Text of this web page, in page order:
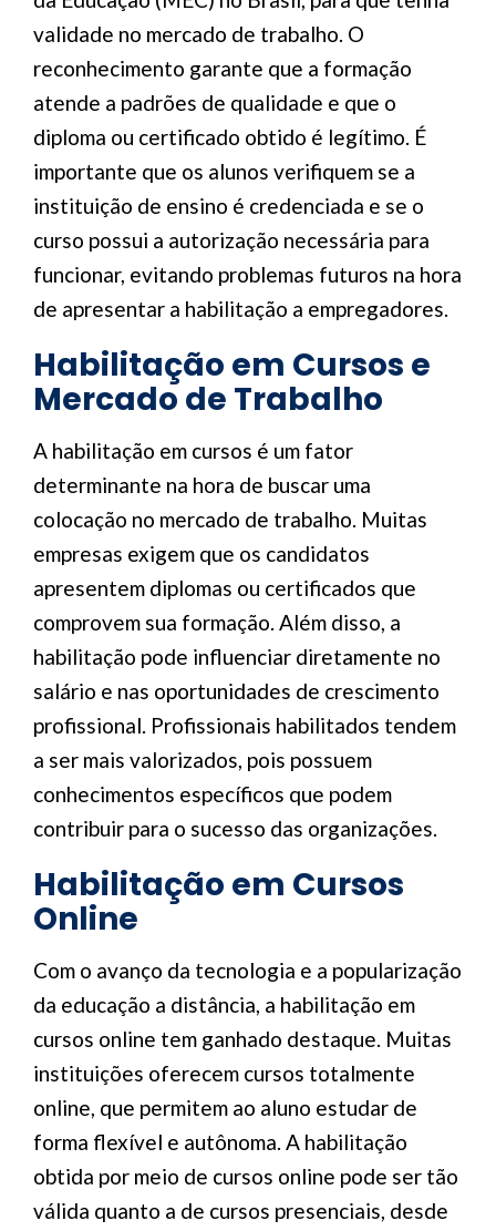
validade no mercado de trabalho. O
reconhecimento garante que a formação
atende a padrões de qualidade e que o
diploma ou certificado obtido é legítimo. É
importante que os alunos verifiquem se a
instituição de ensino é credenciada e se o
curso possui a autorização necessária para
funcionar, evitando problemas futuros na hora
de apresentar a habilitação a empregadores.
Habilitação em Cursos e
Mercado de Trabalho
A habilitação em cursos é um fator
determinante na hora de buscar uma
colocação no mercado de trabalho. Muitas
empresas exigem que os candidatos
apresentem diplomas ou certificados que
comprovem sua formação. Além disso, a
habilitação pode influenciar diretamente no
salário e nas oportunidades de crescimento
profissional. Profissionais habilitados tendem
a ser mais valorizados, pois possuem
conhecimentos específicos que podem
contribuir para o sucesso das organizações.
Habilitação em Cursos
Online
Com o avanço da tecnologia e a popularização
da educação a distância, a habilitação em
cursos online tem ganhado destaque. Muitas
instituições oferecem cursos totalmente
online, que permitem ao aluno estudar de
forma flexível e autônoma. A habilitação
obtida por meio de cursos online pode ser tão
válida quanto a de cursos presenciais, desde